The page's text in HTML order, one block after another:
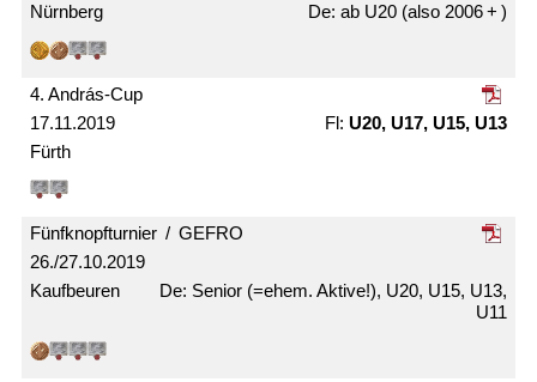
Nürnberg
ab U20 (also 2006 + )
17.11.2019
4. András-Cup
Fürth
U20, U17, U15, U13
26./27.10.2019
Fünfknopf­­turnier / GEFRO
Kaufbeuren
Senior (=ehem. Aktive!), U20, U15, U13,
U11